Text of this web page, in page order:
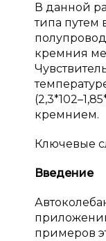
В данной
типа путем
кремния
кремнием.
Ключевые
Введение
примеров